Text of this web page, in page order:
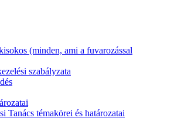
(minden, ami a fuvarozással
szabályzata
Tanács témakörei és határozatai